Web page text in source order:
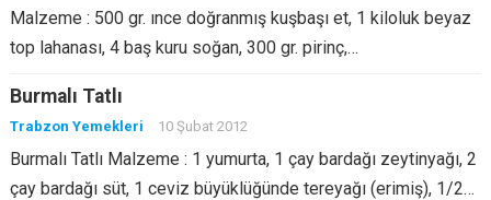
Malzeme : 500 gr. ınce doğranmış kuşbaşı et, 1 kiloluk beyaz
top lahanası, 4 baş kuru soğan, 300 gr. pirinç,…
Burmalı Tatlı
Trabzon Yemekleri 10 Şubat 2012
Burmalı Tatlı Malzeme : 1 yumurta, 1 çay bardağı zeytinyağı, 2
çay bardağı süt, 1 ceviz büyüklüğünde tereyağı (erimiş), 1/2…